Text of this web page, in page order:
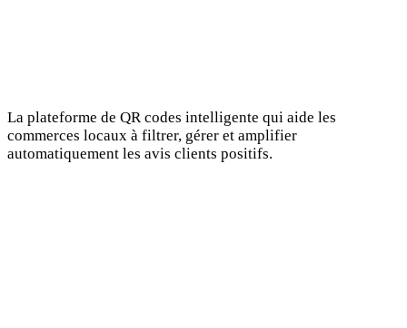
La plateforme de QR codes intelligente qui aide les
commerces locaux à filtrer, gérer et amplifier
automatiquement les avis clients positifs.